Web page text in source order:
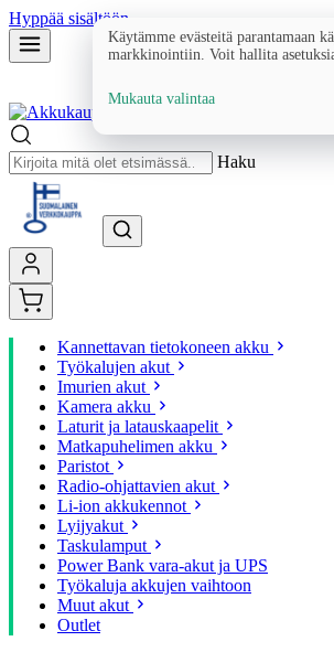
Hyppää sisältöön
Haku
Kannettavan tietokoneen akku
Työkalujen akut
Imurien akut
Kamera akku
Laturit ja latauskaapelit
Matkapuhelimen akku
Paristot
Radio-ohjattavien akut
Li-ion akkukennot
Lyijyakut
Taskulamput
Power Bank vara-akut ja UPS
Työkaluja akkujen vaihtoon
Muut akut
Outlet
Käytämme evästeitä parantamaan
markkinointiin. Voit hallita
Mukauta valintaa